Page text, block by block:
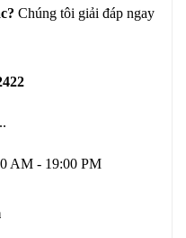
Chúng tôi giải đáp ngay
AM - 19:00 PM